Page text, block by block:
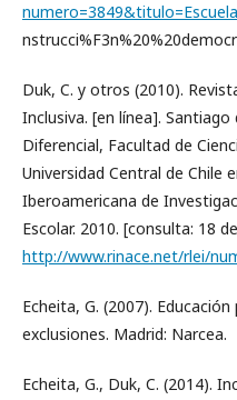
Duk, C. y otros (2010).
Inclusiva. [en línea]. Santiago
Diferencial, Facultad de
Universidad Central de Chile
Iberoamericana de
Escolar. 2010. [consulta: 18
http://www.rinace.net/rlei/
Echeita, G. (2007).
exclusiones. Madrid: Narcea.
Echeita, G., Duk, C. (2014).